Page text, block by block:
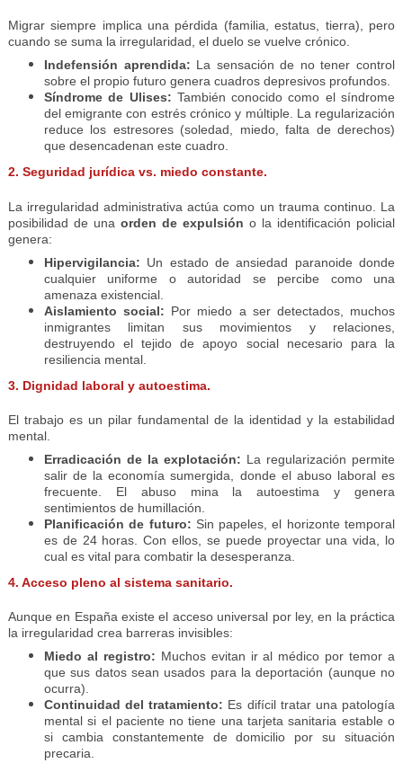
Migrar siempre implica una pérdida (familia, estatus, tierra), pero
cuando se suma la irregularidad, el duelo se vuelve crónico.
Indefensión aprendida: La sensación de no tener control
sobre el propio futuro genera cuadros depresivos profundos.
Síndrome de Ulises: También conocido como el síndrome
del emigrante con estrés crónico y múltiple. La regularización
reduce los estresores (soledad, miedo, falta de derechos)
que desencadenan este cuadro.
2. Seguridad jurídica vs. miedo constante.
La irregularidad administrativa actúa como un trauma continuo. La
posibilidad de una orden de expulsión o la identificación policial
genera:
Hipervigilancia: Un estado de ansiedad paranoide donde
cualquier uniforme o autoridad se percibe como una
amenaza existencial.
Aislamiento social: Por miedo a ser detectados, muchos
inmigrantes limitan sus movimientos y relaciones,
destruyendo el tejido de apoyo social necesario para la
resiliencia mental.
3. Dignidad laboral y autoestima.
El trabajo es un pilar fundamental de la identidad y la estabilidad
mental.
Erradicación de la explotación: La regularización permite
salir de la economía sumergida, donde el abuso laboral es
frecuente. El abuso mina la autoestima y genera
sentimientos de humillación.
Planificación de futuro: Sin papeles, el horizonte temporal
es de 24 horas. Con ellos, se puede proyectar una vida, lo
cual es vital para combatir la desesperanza.
4. Acceso pleno al sistema sanitario.
Aunque en España existe el acceso universal por ley, en la práctica
la irregularidad crea barreras invisibles:
Miedo al registro: Muchos evitan ir al médico por temor a
que sus datos sean usados para la deportación (aunque no
ocurra).
Continuidad del tratamiento: Es difícil tratar una patología
mental si el paciente no tiene una tarjeta sanitaria estable o
si cambia constantemente de domicilio por su situación
precaria.